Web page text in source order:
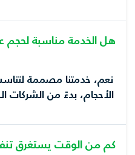
هل الخدمة مناسبة لحجم
نعم، خدمتنا مصممة
الأحجام، بدءً من الشركات
كم من الوقت يستغرق